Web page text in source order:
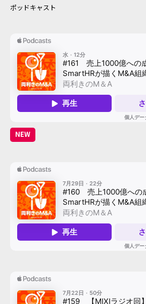
ポッドキャスト